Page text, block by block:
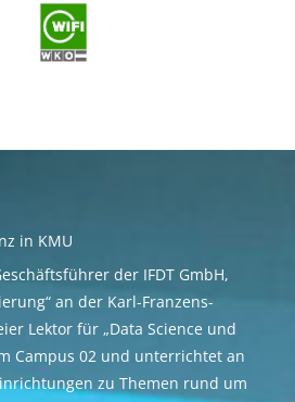
in KMU​
der IFDT GmbH,
an der Karl-Franzens-
Lektor für „Data Science und
Campus 02 und unterrichtet an
zu Themen rund um